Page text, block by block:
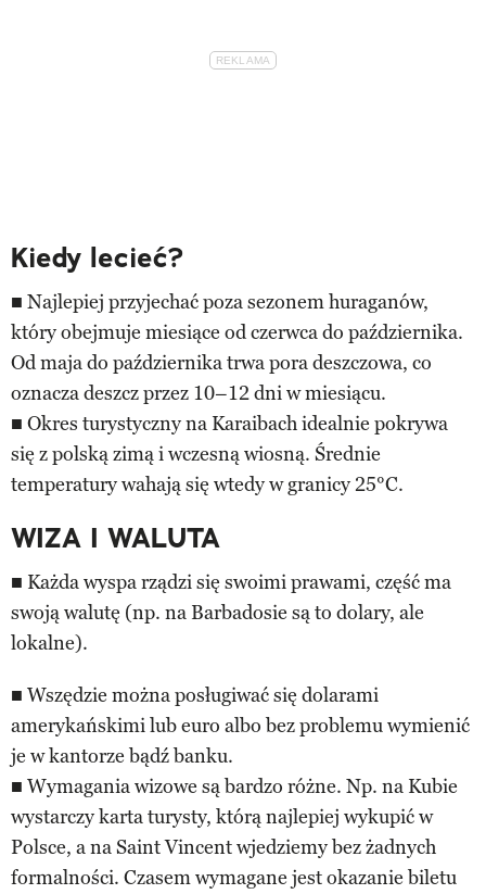
Kiedy lecieć?
■ Najlepiej przyjechać poza sezonem huraganów,
który obejmuje miesiące od czerwca do października.
Od maja do października trwa pora deszczowa, co
oznacza deszcz przez 10–12 dni w miesiącu.
■ Okres turystyczny na Karaibach idealnie pokrywa
się z polską zimą i wczesną wiosną. Średnie
temperatury wahają się wtedy w granicy 25°C.
WIZA I WALUTA
■ Każda wyspa rządzi się swoimi prawami, część ma
swoją walutę (np. na Barbadosie są to dolary, ale
lokalne).
■ Wszędzie można posługiwać się dolarami
amerykańskimi lub euro albo bez problemu wymienić
je w kantorze bądź banku.
■ Wymagania wizowe są bardzo różne. Np. na Kubie
wystarczy karta turysty, którą najlepiej wykupić w
Polsce, a na Saint Vincent wjedziemy bez żadnych
formalności. Czasem wymagane jest okazanie biletu